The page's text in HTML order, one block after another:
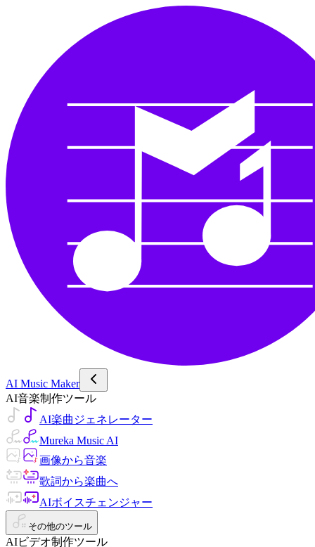
AI Music Maker
AI音楽制作ツール
AI楽曲ジェネレーター
Mureka Music AI
画像から音楽
歌詞から楽曲へ
AIボイスチェンジャー
その他のツール
AIビデオ制作ツール